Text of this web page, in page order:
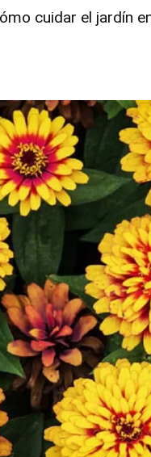
cuidar el jardín